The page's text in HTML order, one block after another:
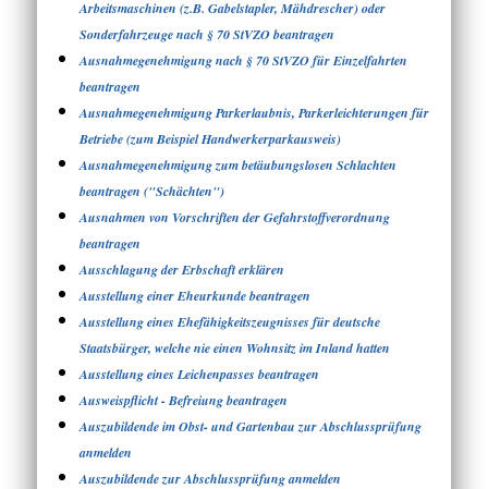
Arbeitsmaschinen (z.B. Gabelstapler, Mähdrescher) oder
Sonderfahrzeuge nach § 70 StVZO beantragen
Ausnahmegenehmigung nach § 70 StVZO für Einzelfahrten
beantragen
Ausnahmegenehmigung Parkerlaubnis, Parkerleichterungen für
Betriebe (zum Beispiel Handwerkerparkausweis)
Ausnahmegenehmigung zum betäubungslosen Schlachten
beantragen ("Schächten")
Ausnahmen von Vorschriften der Gefahrstoffverordnung
beantragen
Ausschlagung der Erbschaft erklären
Ausstellung einer Eheurkunde beantragen
Ausstellung eines Ehefähigkeitszeugnisses für deutsche
Staatsbürger, welche nie einen Wohnsitz im Inland hatten
Ausstellung eines Leichenpasses beantragen
Ausweispflicht - Befreiung beantragen
Auszubildende im Obst- und Gartenbau zur Abschlussprüfung
anmelden
Auszubildende zur Abschlussprüfung anmelden